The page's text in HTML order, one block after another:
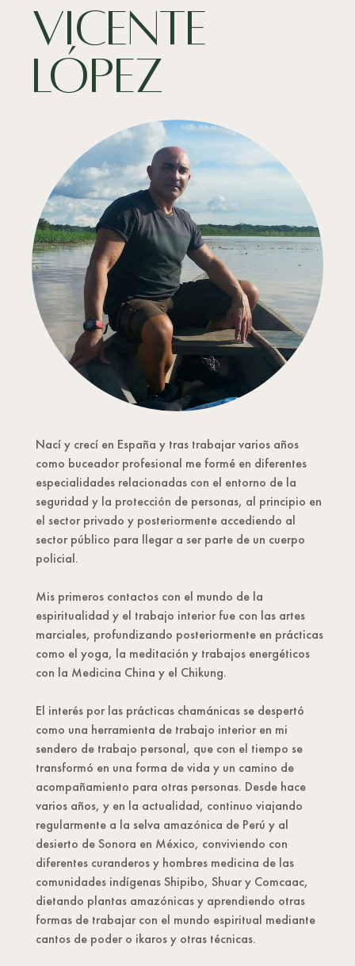
vicente
lópez
Nací y crecí en España y tras trabajar varios años
como buceador profesional me formé en diferentes
especialidades relacionadas con el entorno de la
seguridad y la protección de personas, al principio en
el sector privado y posteriormente accediendo al
sector público para llegar a ser parte de un cuerpo
policial.
Mis primeros contactos con el mundo de la
espiritualidad y el trabajo interior fue con las artes
marciales, profundizando posteriormente en prácticas
como el yoga, la meditación y trabajos energéticos
con la Medicina China y el Chikung.
El interés por las prácticas chamánicas se despertó
como una herramienta de trabajo interior en mi
sendero de trabajo personal, que con el tiempo se
transformó en una forma de vida y un camino de
acompañamiento para otras personas. Desde hace
varios años, y en la actualidad, continuo viajando
regularmente a la selva amazónica de Perú y al
desierto de Sonora en México, conviviendo con
diferentes curanderos y hombres medicina de las
comunidades indígenas Shipibo, Shuar y Comcaac,
dietando plantas amazónicas y aprendiendo otras
formas de trabajar con el mundo espiritual mediante
cantos de poder o ikaros y otras técnicas.